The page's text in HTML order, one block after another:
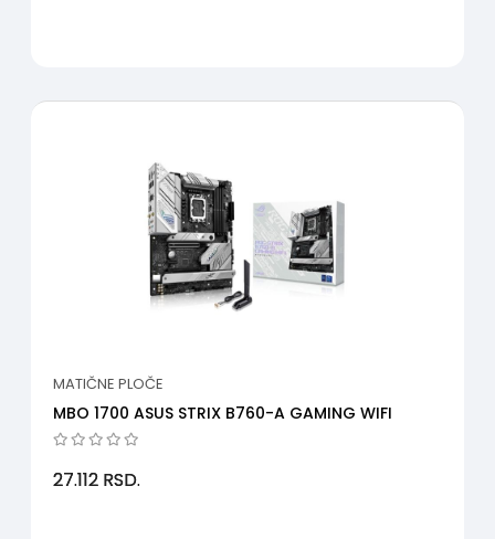
MATIČNE PLOČE
MBO 1700 ASUS STRIX B760-A GAMING WIFI
27.112 RSD.